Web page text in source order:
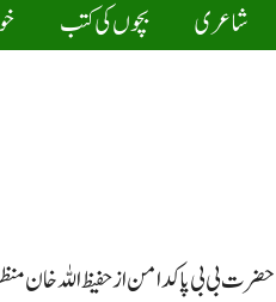
شاعری بچوں کی کتب
حضرت بی بی پاکدامن از حفیظ اللہ خان